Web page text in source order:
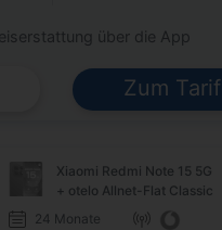
über die App
Zum Tarif
Xiaomi Redmi Note 15 5G
+ otelo Allnet-Flat Classic
24 Monate